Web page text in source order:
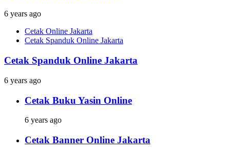
6 years ago
Cetak Online Jakarta
Cetak Spanduk Online Jakarta
Cetak Spanduk Online Jakarta
6 years ago
Cetak Buku Yasin Online
6 years ago
Cetak Banner Online Jakarta